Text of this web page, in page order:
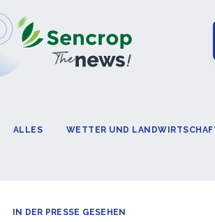
ALLES WETTER UND
IN DER PRESSE GESEHEN